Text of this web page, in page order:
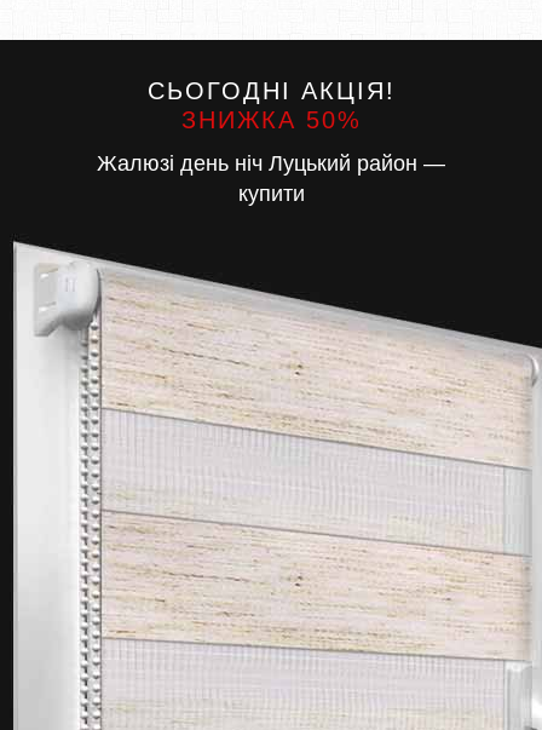
СЬОГОДНІ АКЦІЯ!
ЗНИЖКА 50%
Жалюзі день ніч Луцький район —
купити